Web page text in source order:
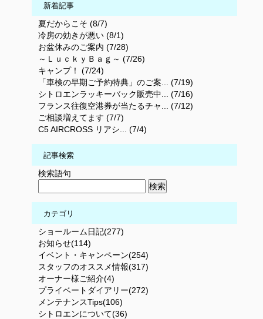
新着記事
夏だからこそ (8/7)
冷房の効きが悪い (8/1)
お盆休みのご案内 (7/28)
～ＬｕｃｋｙＢａｇ～ (7/26)
キャンプ！ (7/24)
「車検の早期ご予約特典」のご案... (7/19)
シトロエンラッキーバック販売中... (7/16)
フランス往復空港券が当たるチャ... (7/12)
ご相談増えてます (7/7)
C5 AIRCROSS リアシ... (7/4)
記事検索
検索語句
カテゴリ
ショールーム日記(277)
お知らせ(114)
イベント・キャンペーン(254)
スタッフのオススメ情報(317)
オーナー様ご紹介(4)
プライベートダイアリー(272)
メンテナンスTips(106)
シトロエンについて(36)